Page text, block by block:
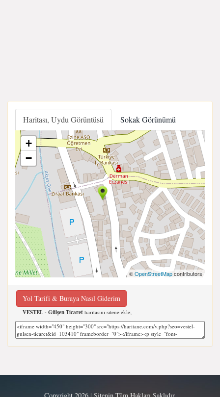
Haritası, Uydu Görüntüsü Sokak Görünümü
+
−
©OpenStreetMapcontributors
Yol Tarifi & Buraya Nasıl Giderim
VESTEL - Gülşen Ticaret haritasını sitene ekle;